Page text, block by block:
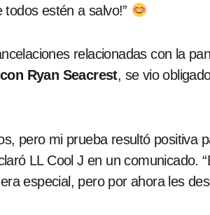
todos estén a salvo!”
relacionadas con la
Ryan Seacrest, se vio
pero mi prueba resultó positiva
LL Cool J en un comunicado.
especial, pero por ahora les